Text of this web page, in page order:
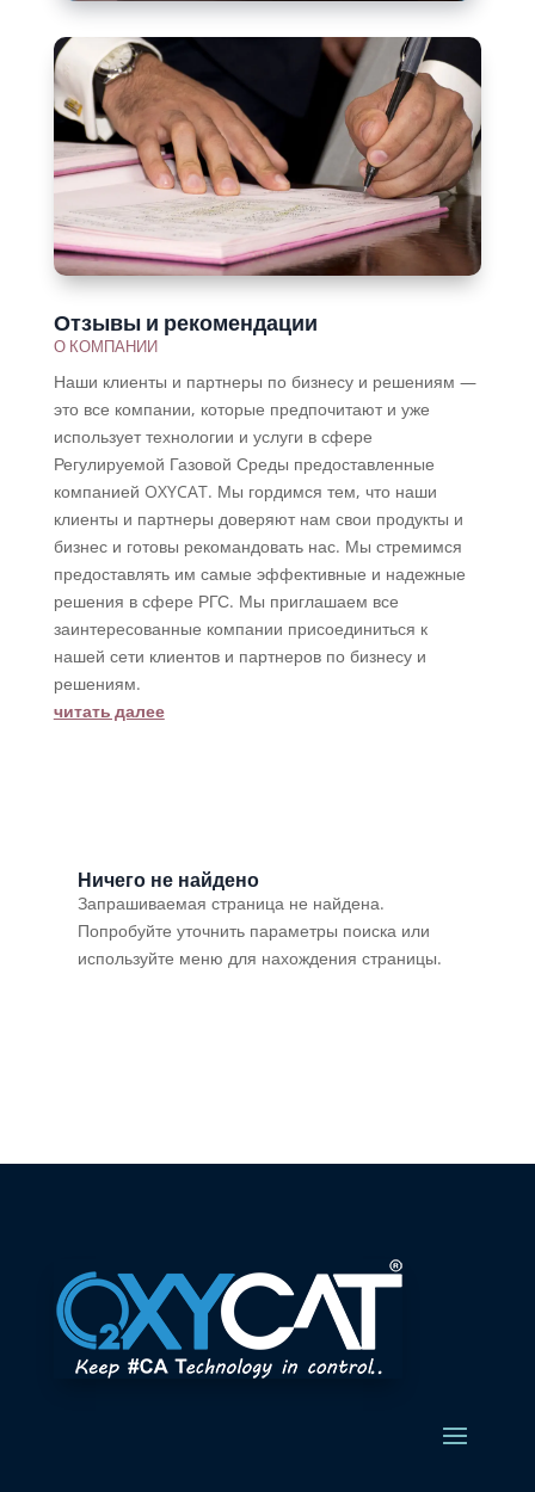
Подробнее
Отзывы и рекомендации
О КОМПАНИИ
Наши клиенты и партнеры по бизнесу и решениям —
это все компании, которые предпочитают и уже
использует технологии и услуги в сфере
Регулируемой Газовой Среды предоставленные
компанией OXYCAT. Мы гордимся тем, что наши
клиенты и партнеры доверяют нам свои продукты и
бизнес и готовы рекомандовать нас. Мы стремимся
предоставлять им самые эффективные и надежные
решения в сфере РГС. Мы приглашаем все
заинтересованные компании присоединиться к
нашей сети клиентов и партнеров по бизнесу и
решениям.
читать далее
Ничего не найдено
Запрашиваемая страница не найдена.
Попробуйте уточнить параметры поиска или
используйте меню для нахождения страницы.